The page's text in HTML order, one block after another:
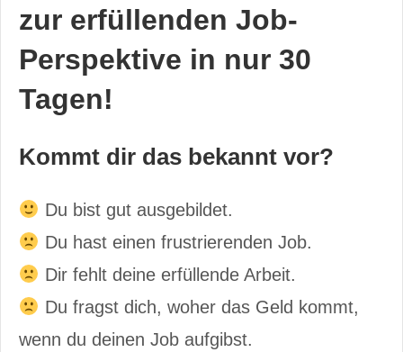
zur erfüllenden Job-
Perspektive in nur 30
Tagen!
Kommt dir das bekannt vor?
Du bist gut ausgebildet.
Du hast einen frustrierenden Job.
Dir fehlt deine erfüllende Arbeit.
Du fragst dich, woher das Geld kommt,
wenn du deinen Job aufgibst.